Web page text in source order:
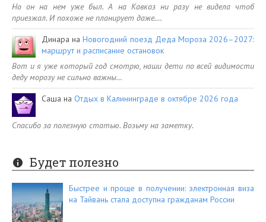
Но он на нем уже был. А на Кавказ ни разу не видела чтоб
приезжал. И похоже не планирует даже.…
Динара наНовогодний поезд Деда Мороза 2026–2027:
маршрут и расписание остановок
Вот и я уже который год смотрю, наши дети по всей видимости
деду морозу не сильно важны…
Саша на Отдых в Калининграде в октябре 2026 года
Спасибо за полезную статью. Возьму на заметку.
Будет полезно
Быстрее и проще в получении: электронная виза
на Тайвань стала доступна гражданам России